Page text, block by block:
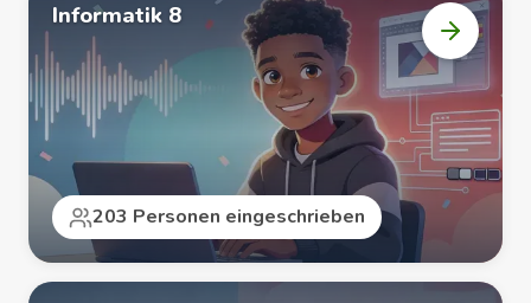
Informatik 8
Kurs
8“
öffnen
203 Personen eingeschrieben